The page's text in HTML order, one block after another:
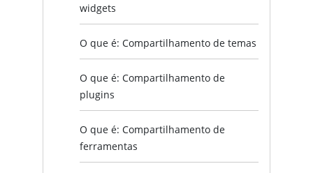
widgets
O que é: Compartilhamento de temas
O que é: Compartilhamento de
plugins
O que é: Compartilhamento de
ferramentas